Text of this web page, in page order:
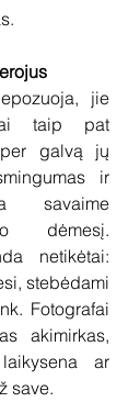
jie
taip pat
galvą jų
ir
savaime
dėmesį.
netikėtai:
stebėdami
Fotografai
akimirkas,
ar
save.